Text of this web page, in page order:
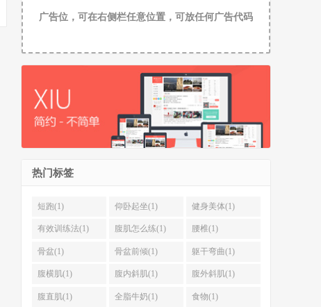
广告位，可在右侧栏任意位置，可放任何广告代码
热门标签
短跑(1) 仰卧起坐(1) 健身美体(1)
有效训练法(1) 腹肌怎么练(1) 腰椎(1)
骨盆(1) 骨盆前倾(1) 躯干弯曲(1)
腹横肌(1) 腹内斜肌(1) 腹外斜肌(1)
腹直肌(1) 全脂牛奶(1) 食物(1)